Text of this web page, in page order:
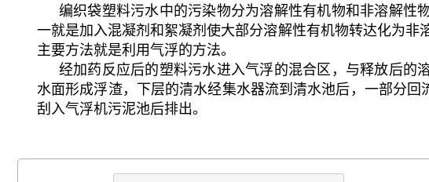
编织袋塑料污水中的污染物分为溶解性有机物和非溶解性
一就是加入混凝剂和絮凝剂使大部分溶解性有机物转达化为
主要方法就是利用气浮的方法。
经加药反应后的塑料污水进入气浮的混合区，与释放后的
水面形成浮渣，下层的清水经集水器流到清水池后，一部分
刮入气浮机污泥池后排出。